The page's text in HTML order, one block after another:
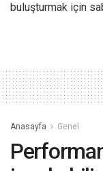
buluşturmak için
Anasayfa Genel